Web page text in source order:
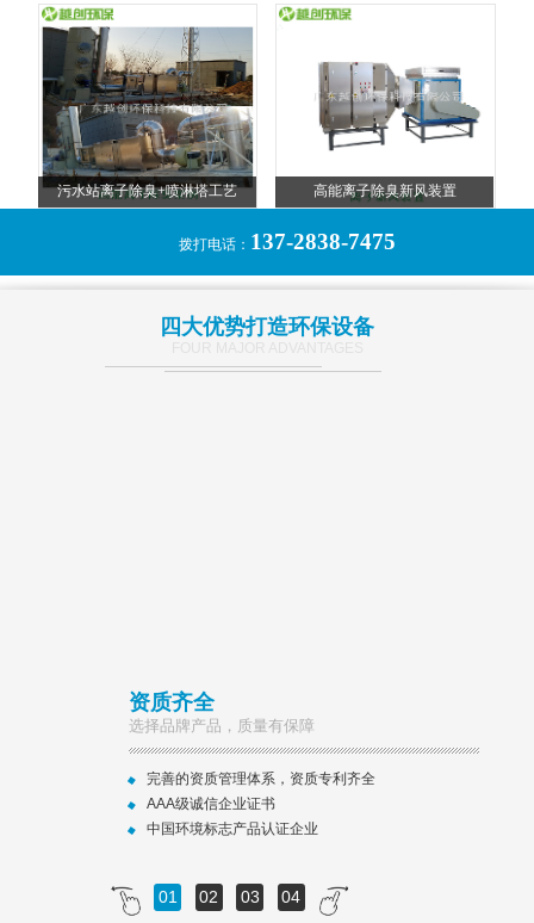
污水站离子除臭+喷淋塔工艺 高能离子除臭新风装置
拨打电话： 137-2838-7475
四大优势打造环保设备
资质齐全
选择品牌产品，质量有保障
完善的资质管理体系，资质专利齐全
AAA级诚信企业证书
中国环境标志产品认证企业
01 02 03 04